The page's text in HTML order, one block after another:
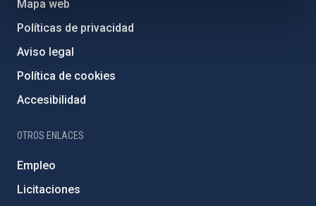
Mapa web
Políticas de privacidad
Aviso legal
Política de cookies
Accesibilidad
OTROS ENLACES
Empleo
Licitaciones